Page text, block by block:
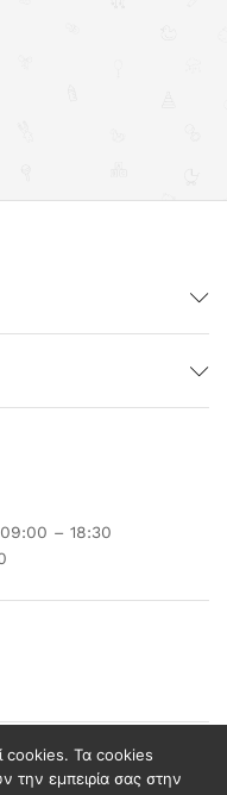
– 18:30
cookies. Τα cookies
την εμπειρία σας στην